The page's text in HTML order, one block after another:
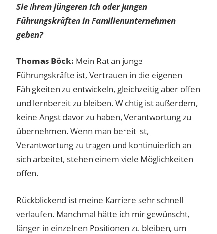
Sie Ihrem jüngeren Ich oder jungen
Führungskräften in Familienunternehmen
geben?
Thomas Böck: Mein Rat an junge
Führungskräfte ist, Vertrauen in die eigenen
Fähigkeiten zu entwickeln, gleichzeitig aber offen
und lernbereit zu bleiben. Wichtig ist außerdem,
keine Angst davor zu haben, Verantwortung zu
übernehmen. Wenn man bereit ist,
Verantwortung zu tragen und kontinuierlich an
sich arbeitet, stehen einem viele Möglichkeiten
offen.
Rückblickend ist meine Karriere sehr schnell
verlaufen. Manchmal hätte ich mir gewünscht,
länger in einzelnen Positionen zu bleiben, um